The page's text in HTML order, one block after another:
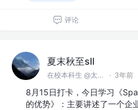
评论
夏末秋至sll
在校本科生 @太原理工大学 · 3年前
8月15日打卡，今日学习《
的优势》：主要讲述了一个企